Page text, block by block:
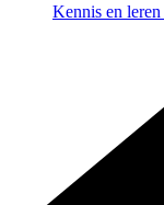
Kennis en leren